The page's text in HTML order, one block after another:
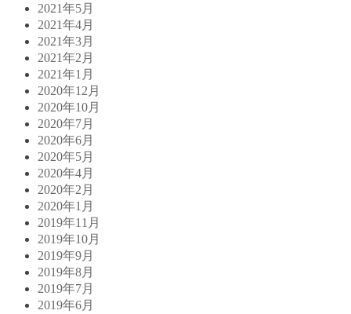
2021年5月
2021年4月
2021年3月
2021年2月
2021年1月
2020年12月
2020年10月
2020年7月
2020年6月
2020年5月
2020年4月
2020年2月
2020年1月
2019年11月
2019年10月
2019年9月
2019年8月
2019年7月
2019年6月